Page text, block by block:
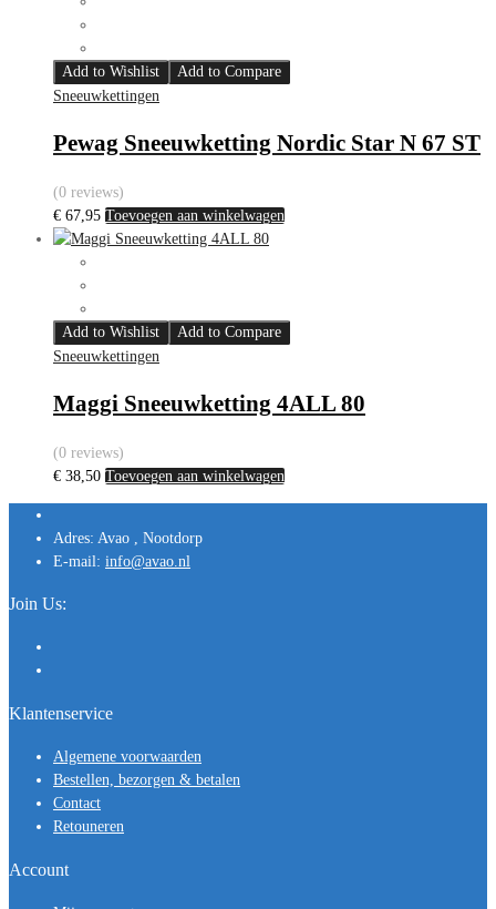
Add to Wishlist
Add to Compare
Sneeuwkettingen
Pewag Sneeuwketting Nordic Star N 67 ST
(0 reviews)
€ 67,95 Toevoegen aan winkelwagen
Add to Wishlist
Add to Compare
Sneeuwkettingen
Maggi Sneeuwketting 4ALL 80
(0 reviews)
€ 38,50 Toevoegen aan winkelwagen
Adres: Avao , Nootdorp
E-mail: info@avao.nl
Join Us:
Klantenservice
Algemene voorwaarden
Bestellen, bezorgen & betalen
Contact
Retouneren
Account